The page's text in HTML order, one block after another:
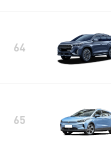
64
65